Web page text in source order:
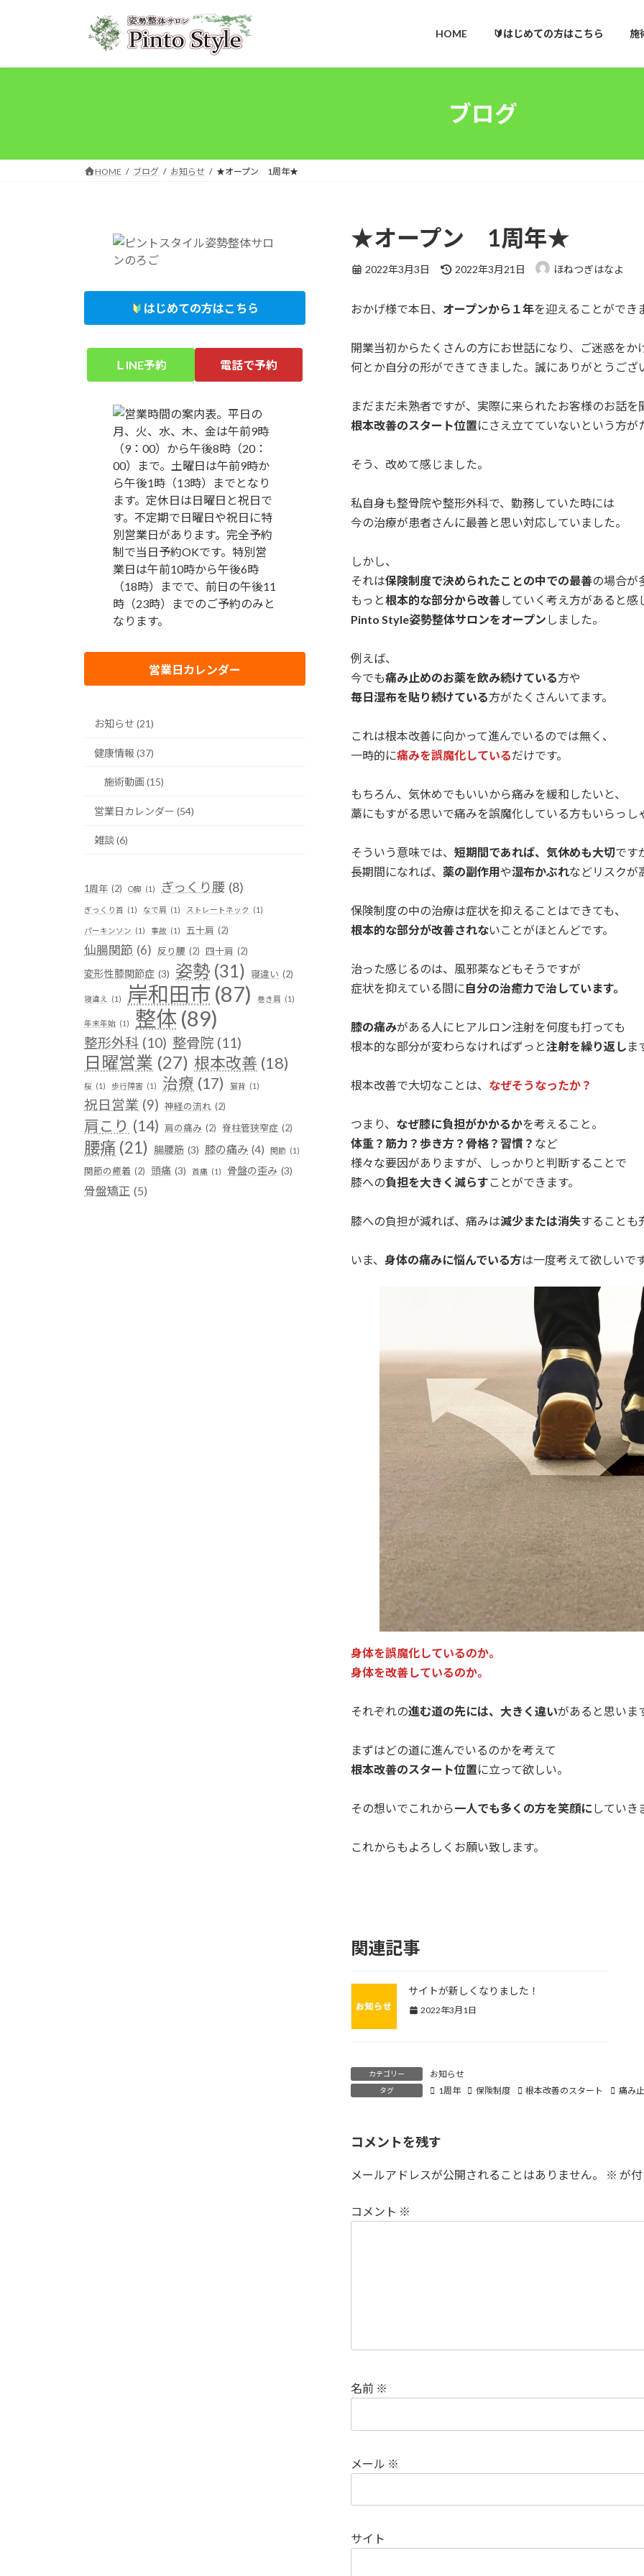
プ
動
HOME 🔰はじめての方はこちら 施
ブログ
HOME ブログ お知らせ ★オープン 1周年★
★オープン 1周年★
2022年3月3日
最
新
:
2022年3月21日 ほねつぎはなよ
おかげ様で本日、 オープンから１年を迎えることができ
開業当初からたくさんの方にお世話になり、ご迷惑をか
何とか自分の形ができてきました。誠にありがとうござ
まだまだ未熟者ですが、実際に来られたお客様のお話を
根本改善のスタート位置にさえ立てていないという方が
そう、改めて感じました。
私自身も整骨院や整形外科で、勤務していた時には
今の治療が患者さんに最善と思い対応していました。
しかし、
それは保険制度で決められたことの中での最善の場合が
もっと根本的な部分から改善していく考え方があると感
Pinto Style姿勢整体サロンをオープン しました。
例えば、
今でも痛み止めのお薬を飲み続けている方や
毎日湿布を貼り続けている方がたくさんいてます。
これは根本改善に向かって進んでいるのでは無く、
一時的に痛みを誤魔化しているだけです。
もちろん、気休めでもいいから痛みを緩和したいと、
藁にもすがる思いで痛みを誤魔化している方もいらっし
そういう意味では、 短期間であれば、気休めも大切です
長期間になれば、 薬の副作用や湿布かぶれなどリスクが
保険制度の中の治療は症状を抑えることはできても、
根本的な部分が改善されないことがほとんどです。
治った感じるのは、風邪薬などもそうですが
症状を抑えている間に自分の治癒力で治しています。
膝の痛みがある人にヒアルロン注射を何度も打っても
根本的な部分が変わらなければずっと注射を繰り返し ま
根本改善で大切なことは、 なぜそうなったか？
つまり、 なぜ膝に負担がかかるかを考えること。
体重？筋力？歩き方？骨格？習慣？ など
様々な要因がありますが、しっかりと判断することで
膝への負担を大きく減らす ことができます。
膝への負担が減れば、痛みは減少または消失することも
いま、 身体の痛みに悩んでいる方は一度考えて欲しいです
身体を誤魔化しているのか。
身体を改善しているのか。
それぞれの進む道の先には、大きく違いがあると思いま
まずはどの道に進んでいるのかを考えて
根本改善のスタート位置に立って欲しい。
その想いでこれから一人でも多くの方を笑顔にしていき
これからもよろしくお願い致します。
関連記事
サイトが新しくなりました！
2022年3月1日
カテゴリー お知らせ
タグ 1周年 保険制度 根本改善のスタート 痛み
コメントを残す
メールアドレスが公開されることはありません。 ※ が
コメント ※
名前 ※
メール ※
サイト
はじめての方はこちら
ＬINE予約 電話で予約
営業日カレンダー
お知らせ (21)
健康情報 (37)
施術動画 (15)
営業日カレンダー (54)
雑談 (6)
1周年 (2) O脚 (1) ぎっくり腰 (8)
ぎっくり首 (1) なで肩 (1) ストレートネック (1)
パーキンソン (1) 事故 (1) 五十肩 (2)
仙腸関節 (6) 反り腰 (2) 四十肩 (2)
変形性膝関節症 (3) 姿勢 (31) 寝違い (2)
寝違え (1) 岸和田市 (87) 巻き肩 (1)
年末年始 (1) 整体 (89)
整形外科 (10) 整骨院 (11)
日曜営業 (27) 根本改善 (18)
桜 (1) 歩行障害 (1) 治療 (17) 猫背 (1)
祝日営業 (9) 神経の流れ (2)
肩こり (14) 肩の痛み (2) 脊柱管狭窄症 (2)
腰痛 (21) 腸腰筋 (3) 膝の痛み (4) 関節 (1)
関節の癒着 (2) 頭痛 (3) 首痛 (1) 骨盤の歪み (3)
骨盤矯正 (5)